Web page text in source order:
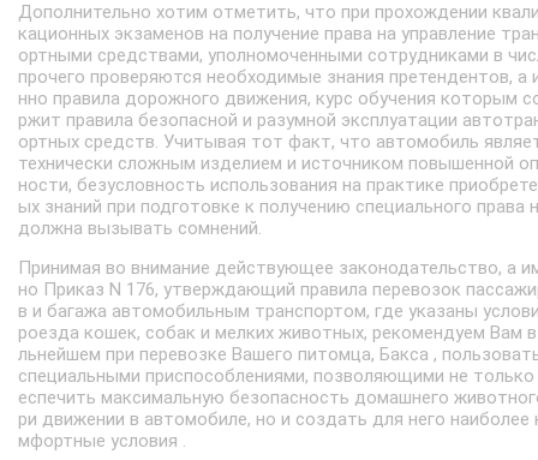
Дополнительно хотим отметить, что при прохождении
кационных экзаменов на получение права на управление
ортными средствами, уполномоченными сотрудниками в
прочего проверяются необходимые знания претендентов, а
нно правила дорожного движения, курс обучения которым
ржит правила безопасной и разумной эксплуатации
ортных средств. Учитывая тот факт, что автомобиль
технически сложным изделием и источником повышенной
ности, безусловность использования на практике
ых знаний при подготовке к получению специального права
должна вызывать сомнений.
Принимая во внимание действующее законодательство, а
но Приказ N 176, утверждающий правила перевозок
в и багажа автомобильным транспортом, где указаны
роезда кошек, собак и мелких животных, рекомендуем Вам
льнейшем при перевозке Вашего питомца, Бакса ,
специальными приспособлениями, позволяющими не
еспечить максимальную безопасность домашнего
ри движении в автомобиле, но и создать для него наиболее
мфортные условия .